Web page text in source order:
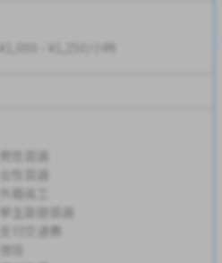
¥1,000 - ¥1,250/小時
學生簽證首選
支付交通費
夜班